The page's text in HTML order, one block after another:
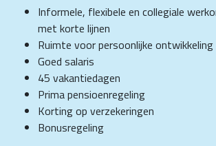
Informele, flexibele en collegiale
met korte lijnen
Ruimte voor persoonlijke ontwikkeling
Goed salaris
45 vakantiedagen
Prima pensioenregeling
Korting op verzekeringen
Bonusregeling